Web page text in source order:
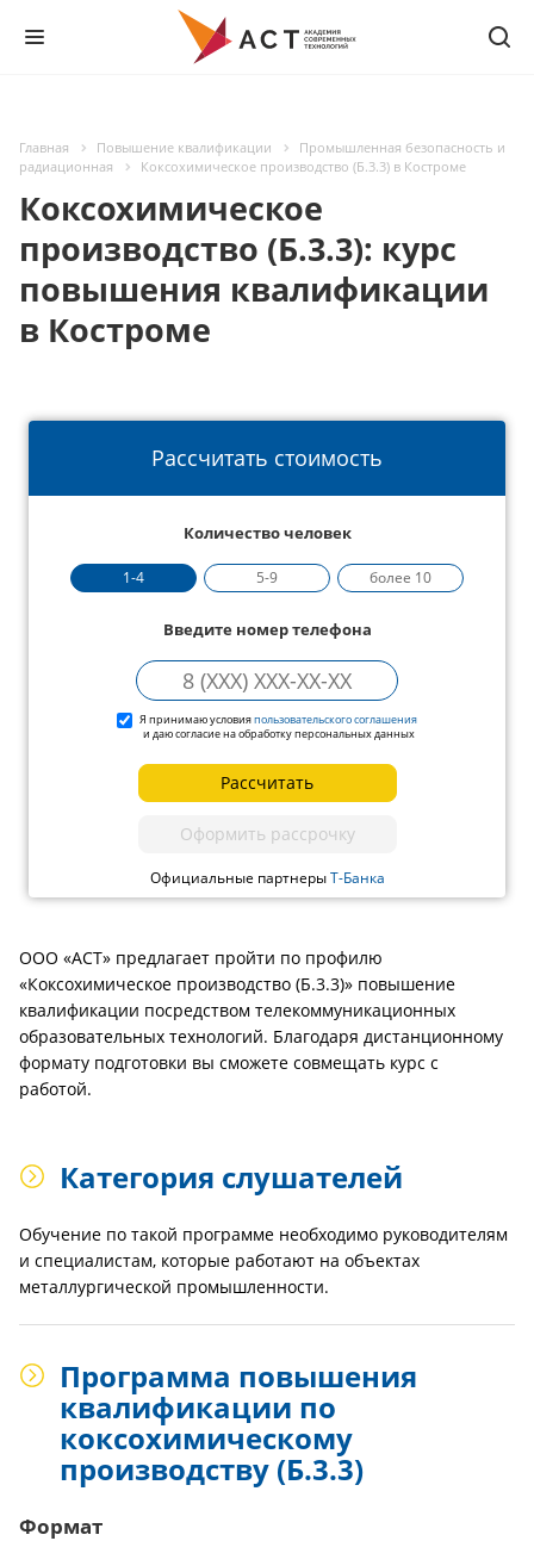
Главная Повышение квалификации
Промышленная безопасность и
радиационная
Коксохимическое производство (Б.3.3) в Костроме
Коксохимическое
производство (Б.3.3): курс
повышения квалификации
в Костроме
Рассчитать стоимость
Количество человек
1-4 5-9 более 10
Введите номер телефона
Я принимаю условияпользовательского соглашения
и даю согласие на обработку персональных данных
Рассчитать
Оформить рассрочку
Официальные партнерыТ-Банка
ООО «АСТ» предлагает пройти по профилю
«Коксохимическое производство (Б.3.3)» повышение
квалификации посредством телекоммуникационных
образовательных технологий. Благодаря дистанционному
формату подготовки вы сможете совмещать курс с
работой.
Категория слушателей
Обучение по такой программе необходимо руководителям
и специалистам, которые работают на объектах
металлургической промышленности.
Программа повышения
квалификации по
коксохимическому
производству (Б.3.3)
Формат